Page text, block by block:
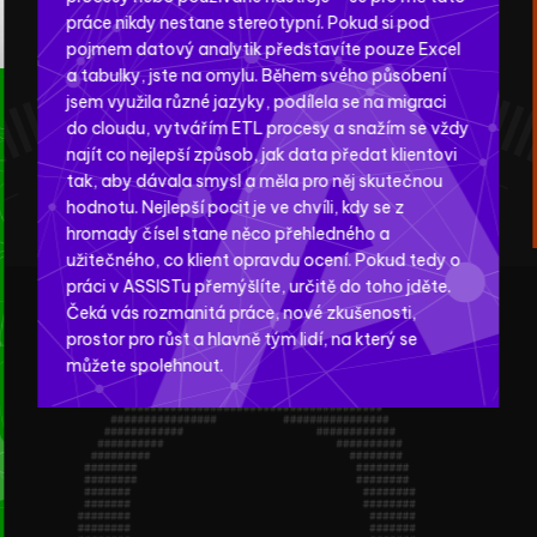
práce nikdy nestane stereotypní. Pokud si pod
pojmem datový analytik představíte pouze Excel
a tabulky, jste na omylu. Během svého působení
jsem využila různé jazyky, podílela se na migraci
do cloudu, vytvářím ETL procesy a snažím se vždy
najít co nejlepší způsob, jak data předat klientovi
tak, aby dávala smysl a měla pro něj skutečnou
hodnotu. Nejlepší pocit je ve chvíli, kdy se z
hromady čísel stane něco přehledného a
užitečného, co klient opravdu ocení. Pokud tedy o
práci v ASSISTu přemýšlíte, určitě do toho jděte.
Čeká vás rozmanitá práce, nové zkušenosti,
prostor pro růst a hlavně tým lidí, na který se
můžete spolehnout.